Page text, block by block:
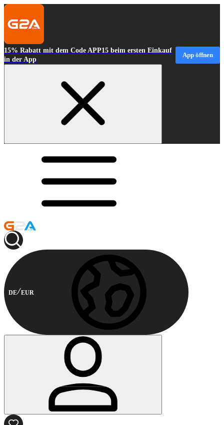
15% Rabatt mit dem Code APP15 beim ersten Einkauf
in der App
App öffnen
DE EUR